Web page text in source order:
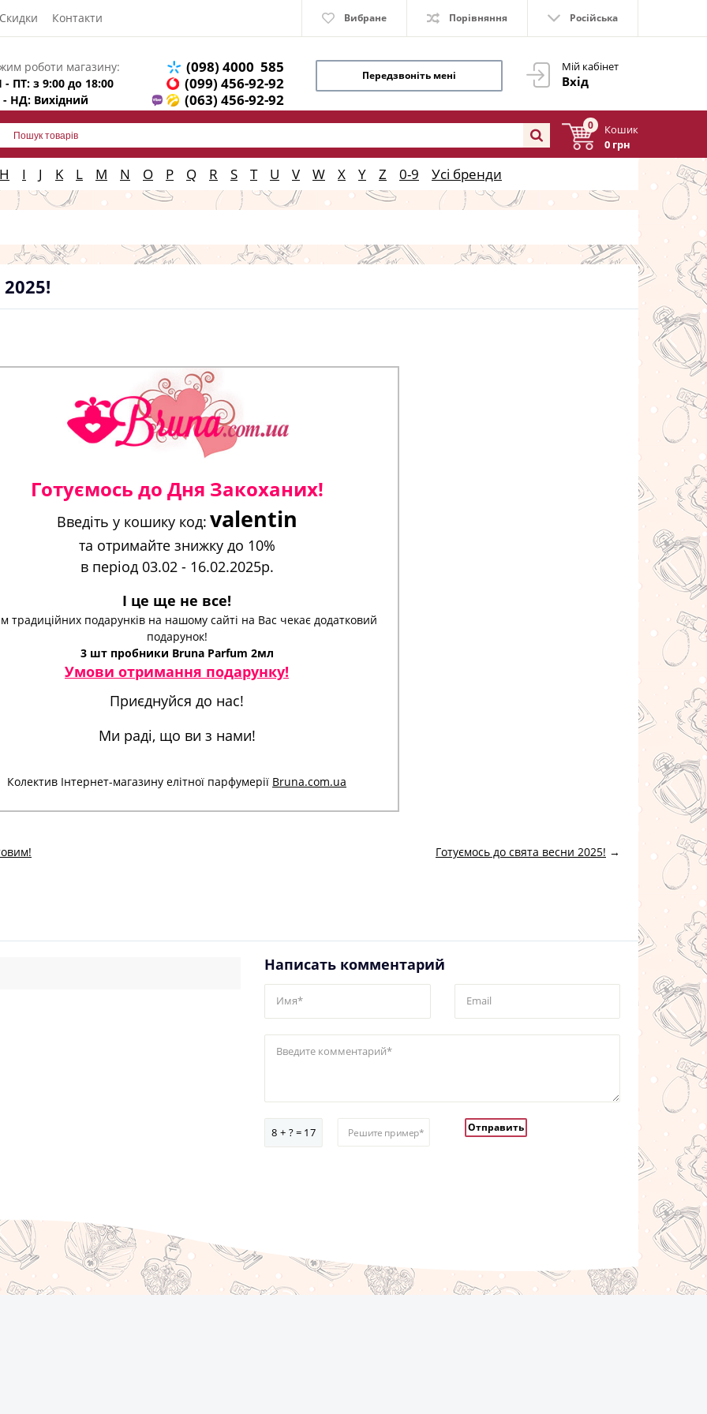
Скидки Контакти Вибране Порівняння Російська
Мій кабінет
Вхід
роботи магазину:
ПТ: з 9:00 до 18:00
- НД: Вихідний
(098) 4000 585
(099) 456-92-92
(063) 456-92-92
Передзвоніть мені
0
Кошик
0 грн
H I J K L M N O P Q R S T U V W X Y Z 0-9 Усі бренди
Готуємось до Дня Закоханих!
Введіть у кошику код: valentin
та отримайте знижку до 10%
в період 03.02 - 16.02.2025р.
І це ще не все!
традиційних подарунків на нашому сайті на Вас чекає додатковий
подарунок!
3 шт пробники Bruna Parfum 2мл
Умови отримання подарунку!
Приєднуйся до нас!
Ми раді, що ви з нами!
Колектив Інтернет-магазину елітної парфумерії Bruna.com.ua
Готуємось до свята весни 2025! →
Написать комментарий
Имя* Email
Введите комментарий*
8 + ? = 17 Решите пример*